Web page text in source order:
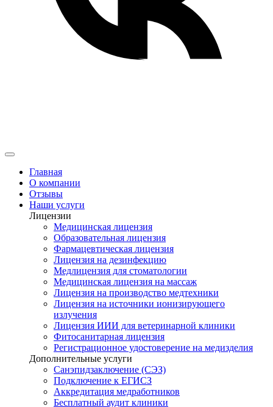
Главная
О компании
Отзывы
Наши услуги
Лицензии
Медицинская лицензия
Образовательная лицензия
Фармацевтическая лицензия
Лицензия на дезинфекцию
Медлицензия для стоматологии
Медицинская лицензия на массаж
Лицензия на производство медтехники
Лицензия на источники ионизирующего
излучения
Лицензия ИИИ для ветеринарной клиники
Фитосанитарная лицензия
Регистрационное удостоверение на медизделия
Дополнительные услуги
Санэпидзаключение (СЭЗ)
Подключение к ЕГИСЗ
Аккредитация медработников
Бесплатный аудит клиники